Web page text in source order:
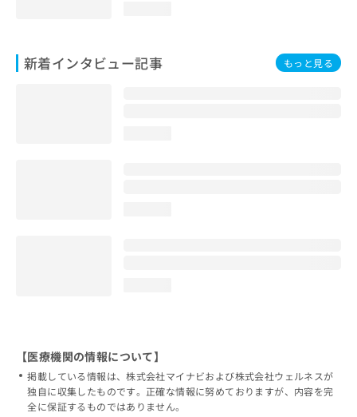
新着インタビュー記事 もっと見る
【医療機関の情報について】
掲載している情報は、株式会社マイナビおよび株式会社ウェルネスが
独自に収集したものです。正確な情報に努めておりますが、内容を完
全に保証するものではありません。